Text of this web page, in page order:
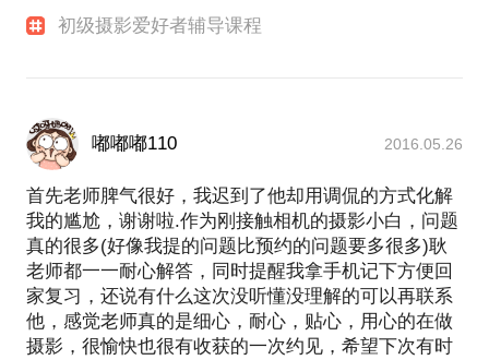
初级摄影爱好者辅导课程
嘟嘟嘟110 2016.05.26
首先老师脾气很好，我迟到了他却用调侃的方式化解
我的尴尬，谢谢啦.作为刚接触相机的摄影小白，问题
真的很多(好像我提的问题比预约的问题要多很多)耿
老师都一一耐心解答，同时提醒我拿手机记下方便回
家复习，还说有什么这次没听懂没理解的可以再联系
他，感觉老师真的是细心，耐心，贴心，用心的在做
摄影，很愉快也很有收获的一次约见，希望下次有时